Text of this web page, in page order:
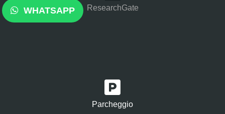
WHATSAPP ResearchGate
Parcheggio